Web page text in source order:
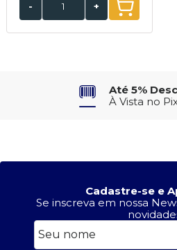
- +
Até 5%
À Vista no
Cadastre-se e
Se inscreva em nossa